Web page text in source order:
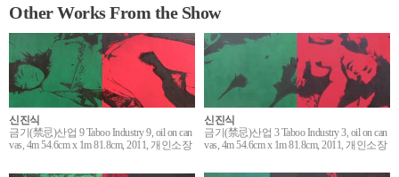
Other Works From the Show
신진식
금기(禁忌)산업 9 Taboo Industry 9, oil on can
vas, 4m 54.6cm x 1m 81.8cm, 2011, 개인소장
신진식
금기(禁忌)산업 3 Taboo Industry 3, oil on can
vas, 4m 54.6cm x 1m 81.8cm, 2011, 개인소장